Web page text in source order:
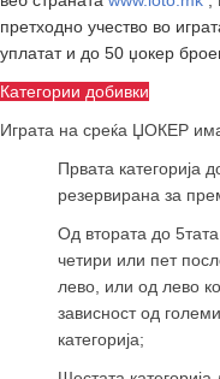
претходно учество во
уплатат и до 50 џокер
Категории добивки
Играта на среќа ЏОКЕР
Првата категорија
резервирана за
Од втората до 5тата
четири или пет
лево, или од лево
зависност од
категорија;